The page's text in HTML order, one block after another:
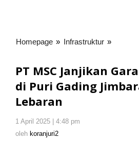
Homepage » Infrastruktur »
Garap
PT MSC Janjikan
di Puri Gading
Lebaran
1 April 2025 | 4:48 pm
oleh koranjuri2